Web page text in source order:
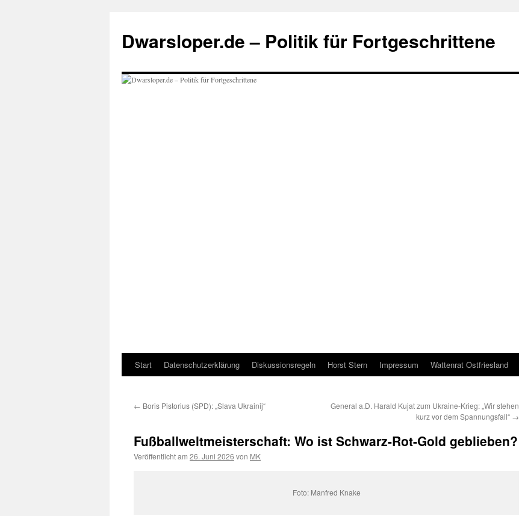
springen
Dwarsloper.de – Politik für Fortgeschrittene
Start Datenschutzerklärung Diskussionsregeln Horst Stern Impressum Wattenrat Ostfriesland
← Boris Pistorius (SPD): „Slava Ukrainij“
General a.D. Harald Kujat zum Ukraine-Krieg: „Wir stehen
kurz vor dem Spannungsfall“ →
Fußballweltmeisterschaft: Wo ist Schwarz-Rot-Gold geblieben?
Veröffentlicht am 26. Juni 2026 von MK
Foto: Manfred Knake